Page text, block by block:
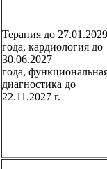
Терапия до 27.01.2029
года, кардиология до
30.06.2027
года,
диагностика до
22.11.2027 г.